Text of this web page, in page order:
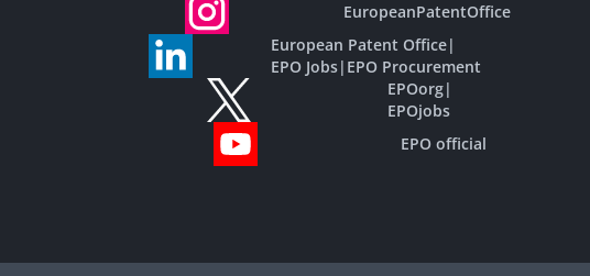
EuropeanPatentOffice
European Patent Office|
EPO Jobs| EPO Procurement
EPOorg|
EPOjobs
EPO official